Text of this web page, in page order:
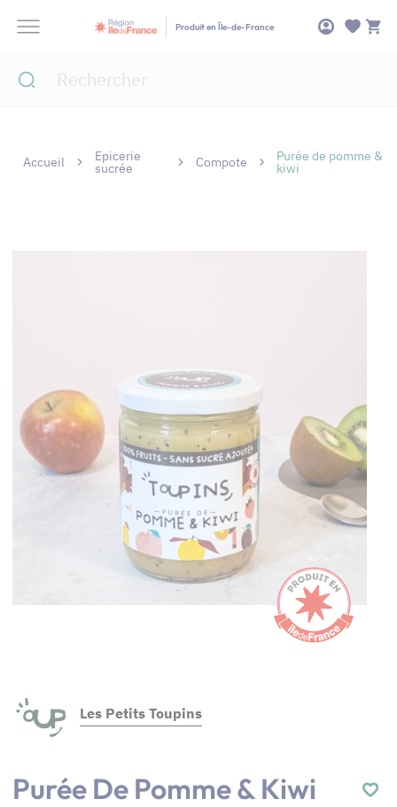
Produit en Île-de-France
Accueil Epicerie
sucrée Compote Purée de pomme &
kiwi
Les Petits Toupins
Purée De Pomme & Kiwi